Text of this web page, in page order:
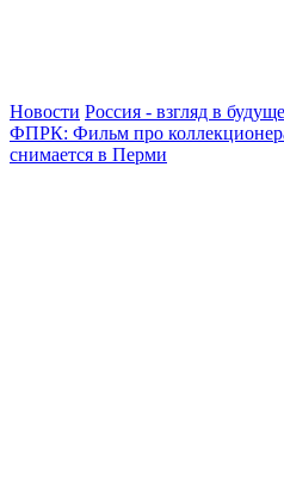
Новости Россия - взгляд в
ФПРК: Фильм про
снимается в Перми